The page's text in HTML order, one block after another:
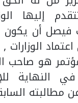
إليها
فيصل أن
الوزارات
هو
النهاية
مطالبته